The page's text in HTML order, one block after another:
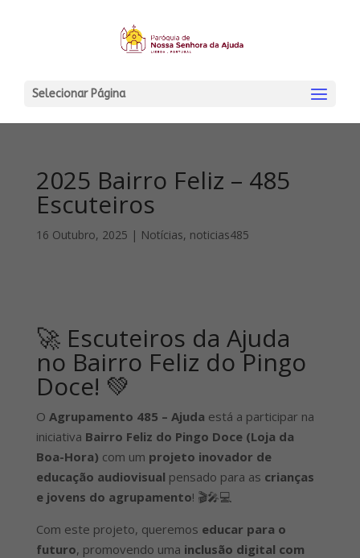
Selecionar Página
2025 Bairro Feliz – 485
Escuteiros
16 Outubro, 2025 | Notícias, noticias485
🚀 Escuteiros da Ajuda
no Bairro Feliz do Pingo
Doce! 💚
O Agrupamento 485 – Ajuda está a participar na
iniciativa Bairro Feliz do Pingo Doce (Loja da
Boa-Hora) com um projeto inovador de
educação audiovisual pensado para as crianças
e jovens do agrupamento! 🎬🎤💻
Com este projeto, queremos educar para o
futuro, promovendo uma inclusão digital com